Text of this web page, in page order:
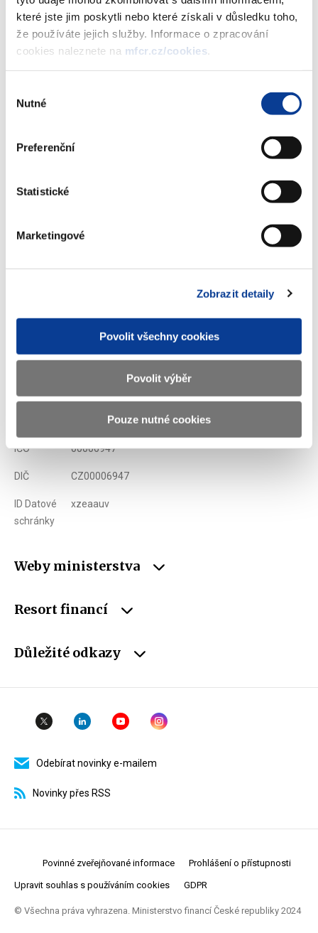
které jste jim poskytli nebo které získali v důsledku toho,
že používáte jejich služby. Informace o zpracování
cookies naleznete na mfcr.cz/cookies
souhlasu
Nutné
Preferenční
Statistické
Marketingové
Zobrazit detaily
Povolit všechny cookies
Povolit výběr
Pouze nutné cookies
Dokumenty ke stažení
Ministerstvo financí ČR
Adresa
Telefon
podatelna@mf.gov.cz
IČO 00006947
DIČ CZ00006947
ID Datové
schránky
xzeaauv
Weby ministerstva
Resort financí
Důležité odkazy
Odebírat novinky e-mailem
Novinky přes RSS
Povinné zveřejňované informace Prohlášení o přístupnosti
Upravit souhlas s používáním cookies GDPR
© Všechna práva vyhrazena. Ministerstvo financí České republiky 2024